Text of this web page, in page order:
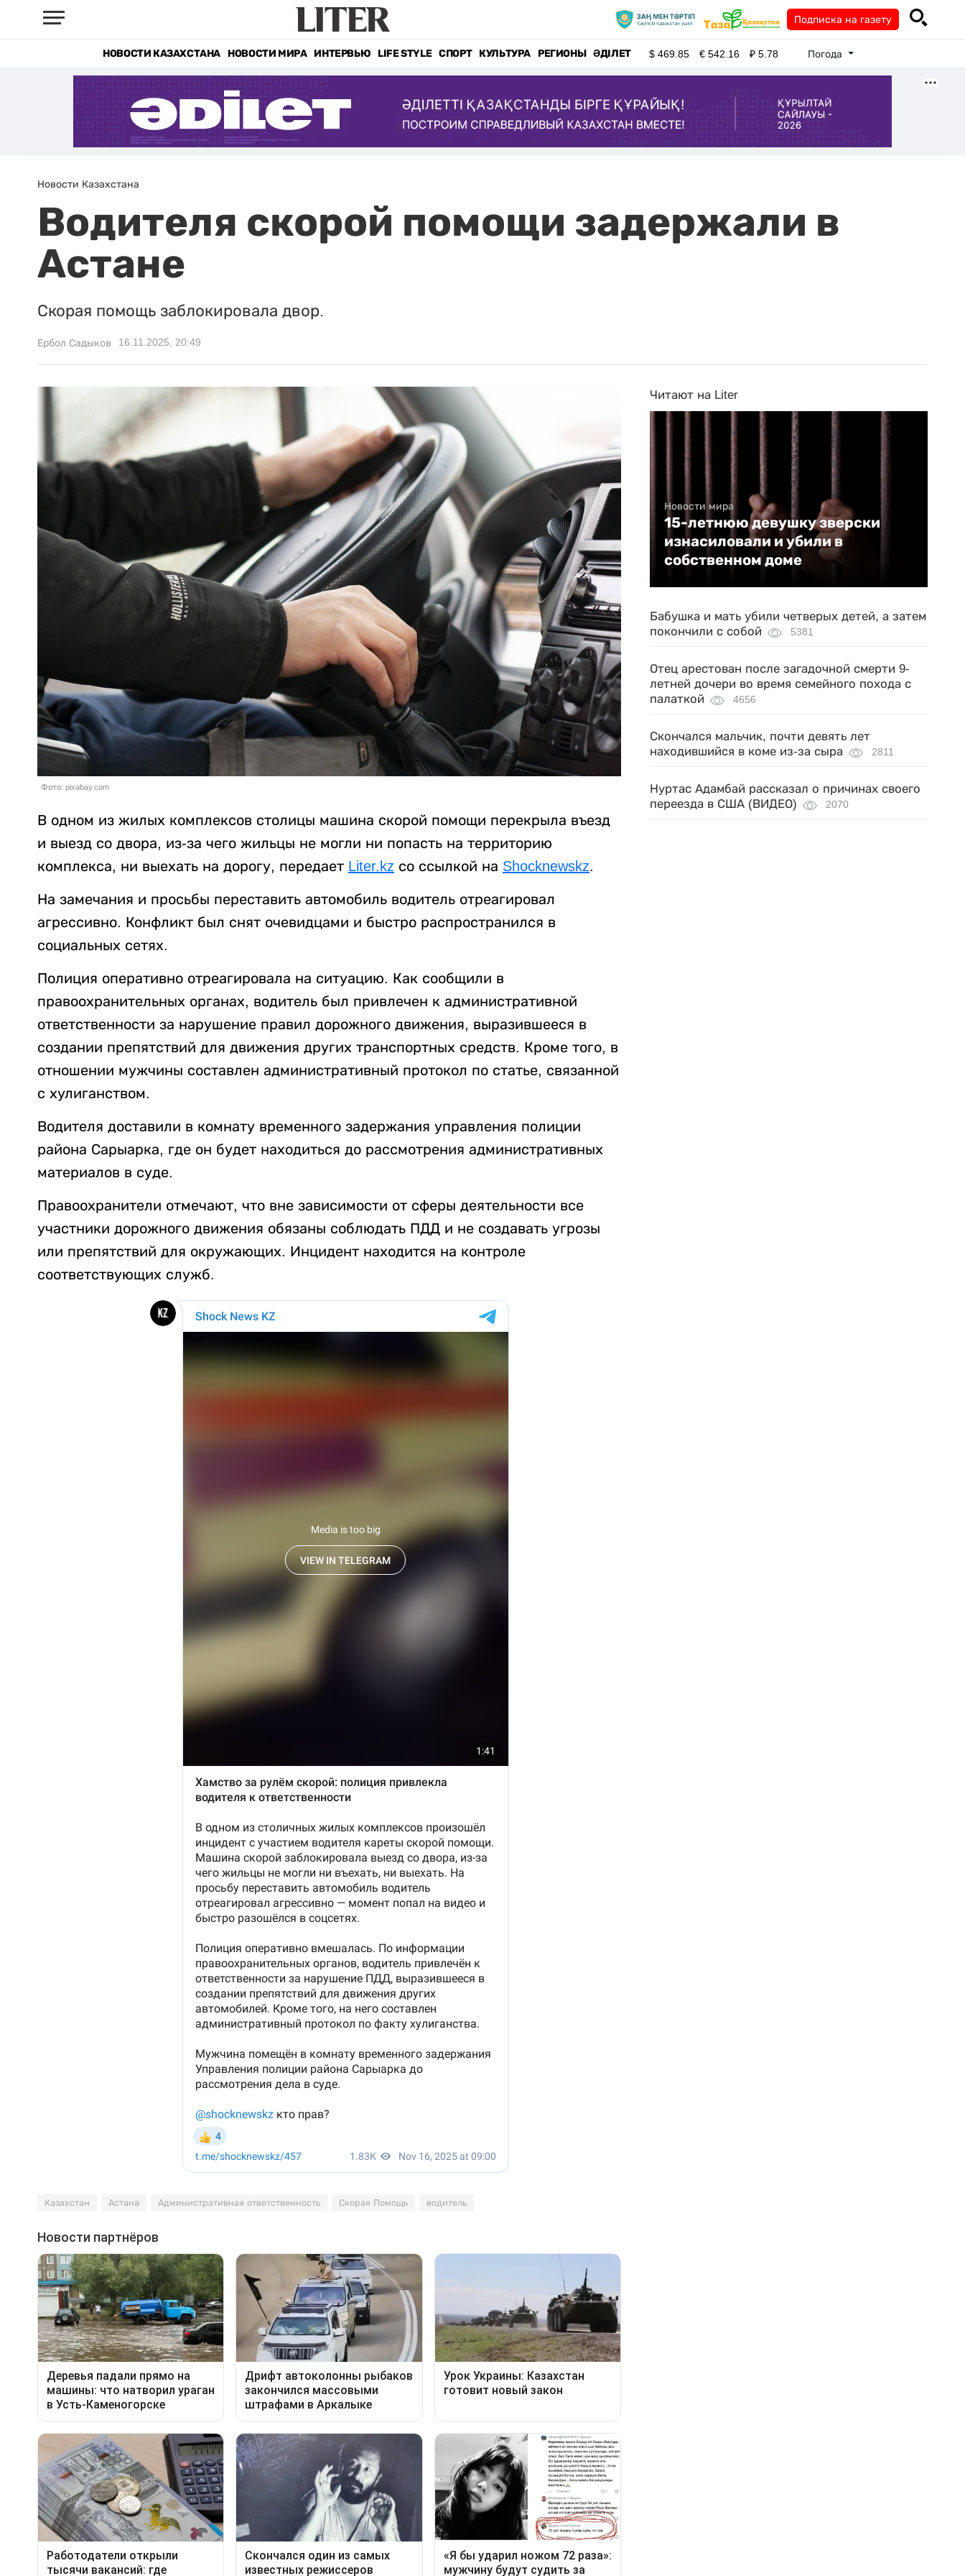
Подписка на газету
НОВОСТИ КАЗАХСТАНА НОВОСТИ МИРА ИНТЕРВЬЮ LIFE STYLE СПОРТ КУЛЬТУРА РЕГИОНЫ ӘДІЛЕТ $469.85 €542.16 ₽5.78 Погода
Новости Казахстана
Водителя скорой помощи задержали в
Астане
Скорая помощь заблокировала двор.
Ербол Садыков 16.11.2025, 20:49
Фото: pixabay.com
В одном из жилых комплексов столицы машина скорой помощи перекрыла въезд
и выезд со двора, из-за чего жильцы не могли ни попасть на территорию
комплекса, ни выехать на дорогу, передает Liter.kz со ссылкой на Shocknewskz.
На замечания и просьбы переставить автомобиль водитель отреагировал
агрессивно. Конфликт был снят очевидцами и быстро распространился в
социальных сетях.
Полиция оперативно отреагировала на ситуацию. Как сообщили в
правоохранительных органах, водитель был привлечен к административной
ответственности за нарушение правил дорожного движения, выразившееся в
создании препятствий для движения других транспортных средств. Кроме того, в
отношении мужчины составлен административный протокол по статье, связанной
с хулиганством.
Водителя доставили в комнату временного задержания управления полиции
района Сарыарка, где он будет находиться до рассмотрения административных
материалов в суде.
Правоохранители отмечают, что вне зависимости от сферы деятельности все
участники дорожного движения обязаны соблюдать ПДД и не создавать угрозы
или препятствий для окружающих. Инцидент находится на контроле
соответствующих служб.
Казахстан Астана Административная ответственность Скорая Помощь водитель
Читают на Liter
Новости мира
15-летнюю девушку зверски
изнасиловали и убили в
собственном доме
Бабушка и мать убили четверых детей, а затем
покончили с собой
5381
Отец арестован после загадочной смерти 9-
летней дочери во время семейного похода с
палаткой
4656
Скончался мальчик, почти девять лет
находившийся в коме из-за сыра
2811
Нуртас Адамбай рассказал о причинах своего
переезда в США (ВИДЕО)
2070